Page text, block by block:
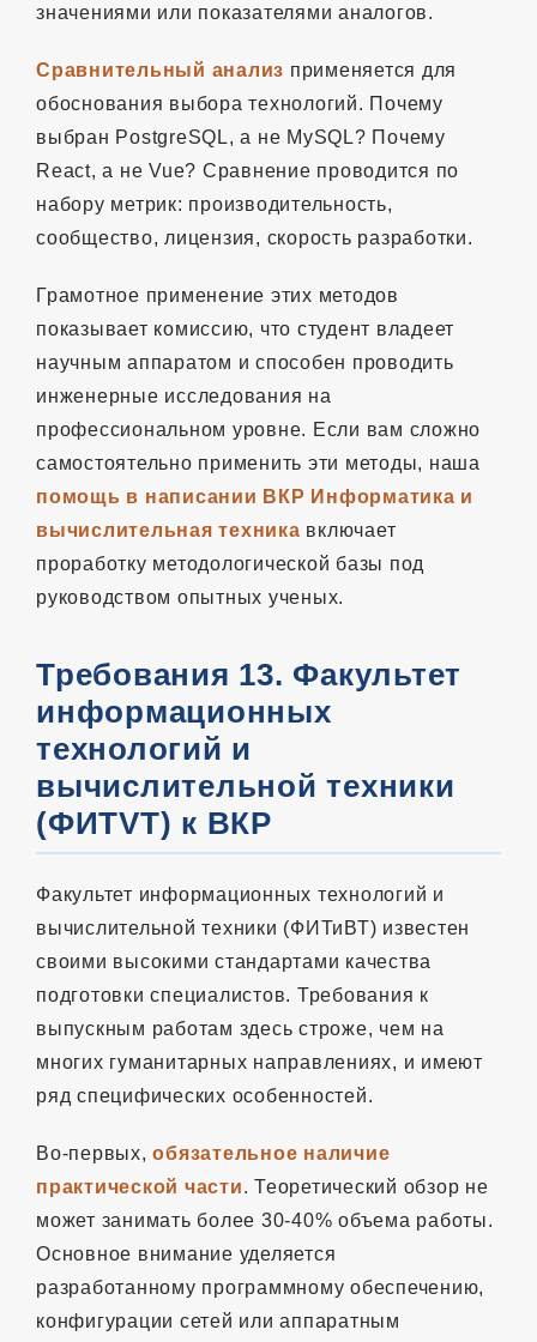
значениями или показателями аналогов.
Сравнительный анализ применяется для
обоснования выбора технологий. Почему
выбран PostgreSQL, а не MySQL? Почему
React, а не Vue? Сравнение проводится по
набору метрик: производительность,
сообщество, лицензия, скорость разработки.
Грамотное применение этих методов
показывает комиссию, что студент владеет
научным аппаратом и способен проводить
инженерные исследования на
профессиональном уровне. Если вам сложно
самостоятельно применить эти методы, наша
помощь в написании ВКР Информатика и
вычислительная техника включает
проработку методологической базы под
руководством опытных ученых.
Требования 13. Факультет
информационных
технологий и
вычислительной техники
(ФИTVТ) к ВКР
Факультет информационных технологий и
вычислительной техники (ФИТиВТ) известен
своими высокими стандартами качества
подготовки специалистов. Требования к
выпускным работам здесь строже, чем на
многих гуманитарных направлениях, и имеют
ряд специфических особенностей.
Во-первых,обязательное наличие
практической части. Теоретический обзор не
может занимать более 30-40% объема работы.
Основное внимание уделяется
разработанному программному обеспечению,
конфигурации сетей или аппаратным